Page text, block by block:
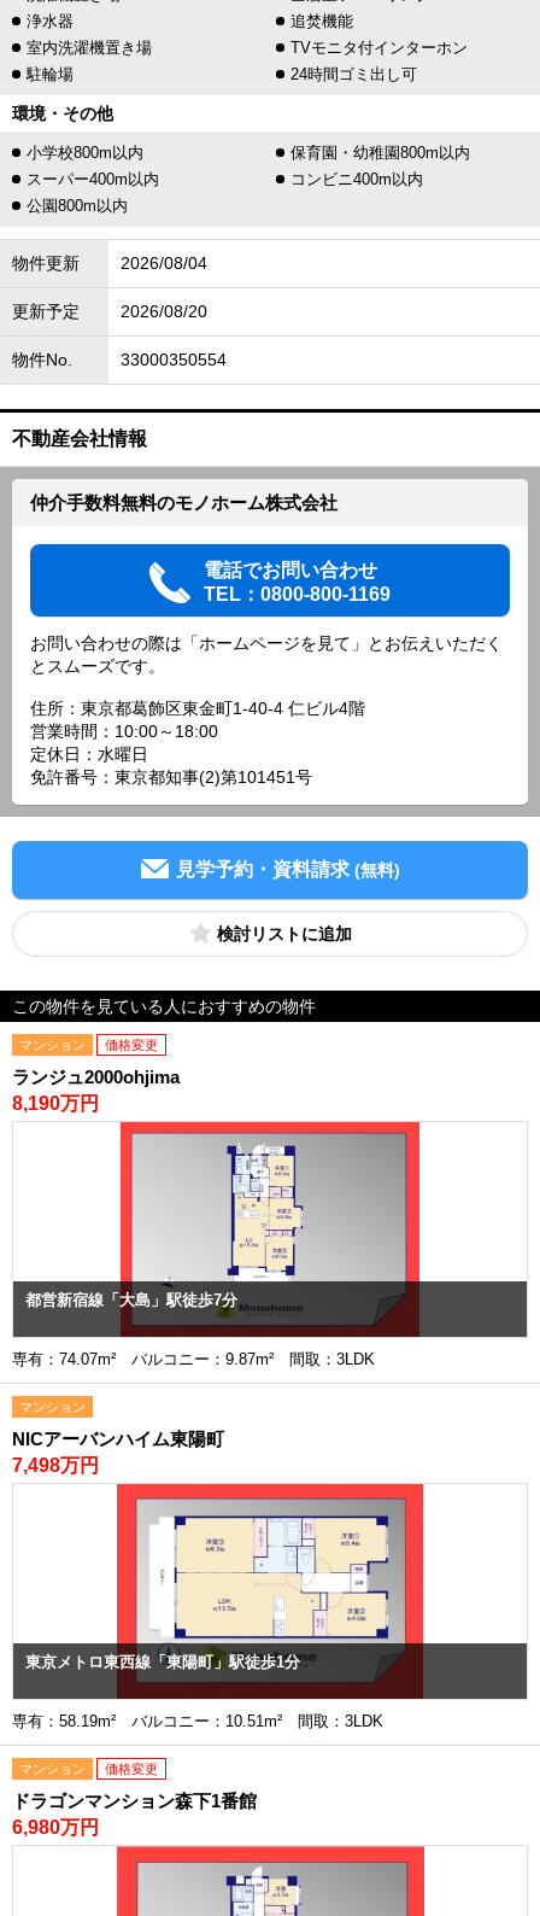
浄水器
追焚機能
室内洗濯機置き場
TVモニタ付インターホン
駐輪場
24時間ゴミ出し可
環境・その他
小学校800m以内
保育園・幼稚園800m以内
スーパー400m以内
コンビニ400m以内
公園800m以内
物件更新 2026/08/04
更新予定 2026/08/20
物件No. 33000350554
不動産会社情報
仲介手数料無料のモノホーム株式会社
電話でお問い合わせ
TEL：0800-800-1169
お問い合わせの際は「ホームページを見て」とお伝えいただく
とスムーズです。
住所：東京都葛飾区東金町1-40-4 仁ビル4階
営業時間：10:00～18:00
定休日：水曜日
免許番号：東京都知事(2)第101451号
見学予約・資料請求 (無料)
検討リスト
この物件を見ている人におすすめの物件
マンション 価格変更
ランジュ2000ohjima
8,190万円
都営新宿線「大島」駅徒歩7分
専有：74.07m² バルコニー：9.87m² 間取：3LDK
マンション
NICアーバンハイム東陽町
7,498万円
東京メトロ東西線「東陽町」駅徒歩1分
専有：58.19m² バルコニー：10.51m² 間取：3LDK
マンション 価格変更
ドラゴンマンション森下1番館
6,980万円